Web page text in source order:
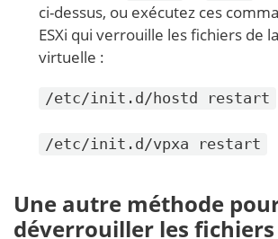
ci-dessus, ou exécutez ces
ESXi qui verrouille les fichiers de
virtuelle :
/etc/init.d/hostd restart
/etc/init.d/vpxa restart
Une autre méthode
déverrouiller les fichiers